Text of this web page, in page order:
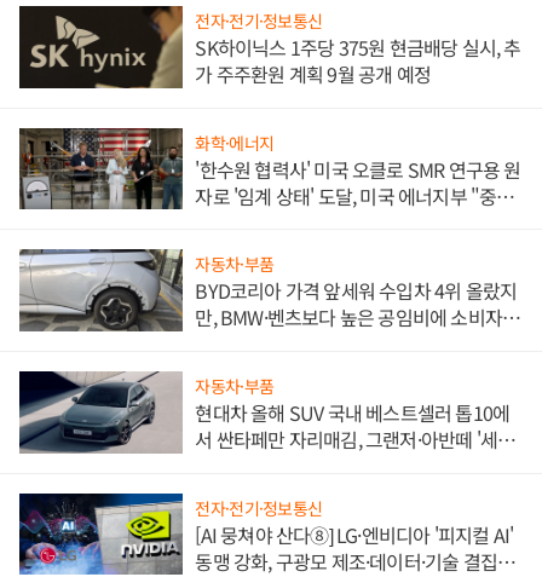
전자·전기·정보통신
SK하이닉스 1주당 375원 현금배당 실시, 추
가 주주환원 계획 9월 공개 예정
화학·에너지
'한수원 협력사' 미국 오클로 SMR 연구용 원
자로 '임계 상태' 도달, 미국 에너지부 "중요
자동차·부품
BYD코리아 가격 앞세워 수입차 4위 올랐지
만, BMW·벤츠보다 높은 공임비에 소비자
자동차·부품
현대차 올해 SUV 국내 베스트셀러 톱10에
서 싼타페만 자리매김, 그랜저·아반떼 '세단
전자·전기·정보통신
[AI 뭉쳐야 산다⑧] LG·엔비디아 '피지컬 AI'
동맹 강화, 구광모 제조·데이터·기술 결집